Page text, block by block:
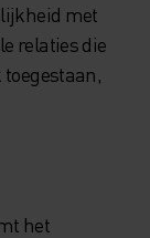
met
relaties die
toegestaan,
het